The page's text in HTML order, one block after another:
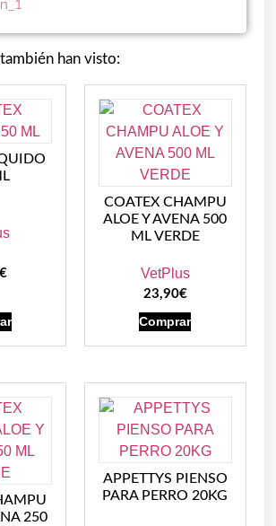
han visto:
€
COATEX CHAMPU
ALOE Y AVENA 500
ML VERDE
VetPlus
23,90€
Comprar
250
APPETTYS PIENSO
PARA PERRO 20KG